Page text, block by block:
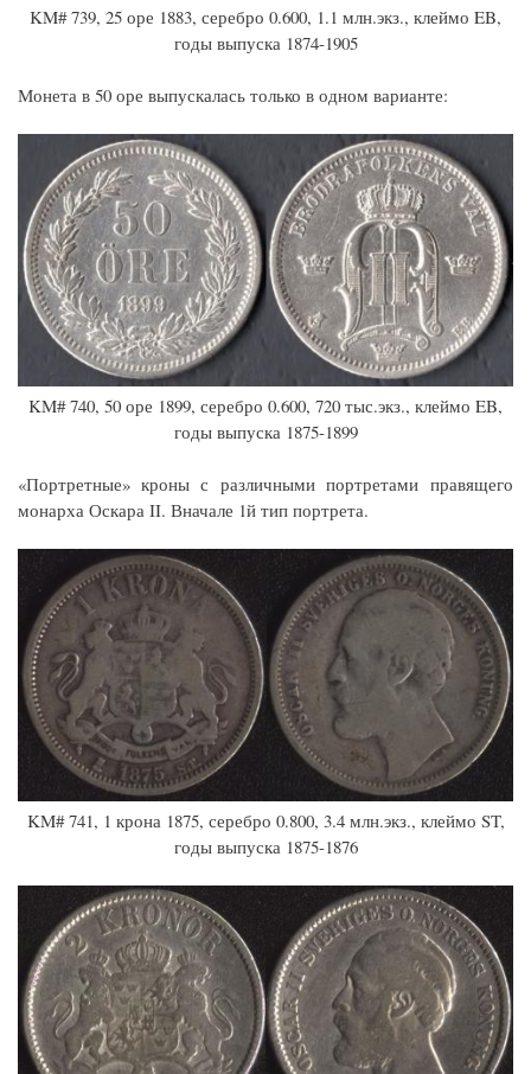
KM# 739, 25 оре 1883, серебро 0.600, 1.1 млн.экз., клеймо EB,
годы выпуска 1874-1905
Монета в 50 оре выпускалась только в одном варианте:
KM# 740, 50 оре 1899, серебро 0.600, 720 тыс.экз., клеймо EB,
годы выпуска 1875-1899
«Портретные» кроны с различными портретами правящего
монарха Оскара II. Вначале 1й тип портрета.
KM# 741, 1 крона 1875, серебро 0.800, 3.4 млн.экз., клеймо ST,
годы выпуска 1875-1876